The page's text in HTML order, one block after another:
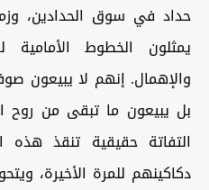
حداد في سوق الحدادين،
يمثلون الخطوط
والإهمال. إنهم لا يبيعون
بل يبيعون ما تبقى من روح
التفاتة حقيقية تنقذ هذه
دكاكينهم للمرة الأخيرة،